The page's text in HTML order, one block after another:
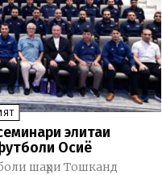
элитаи
Осиё
шаҳри Тошканд